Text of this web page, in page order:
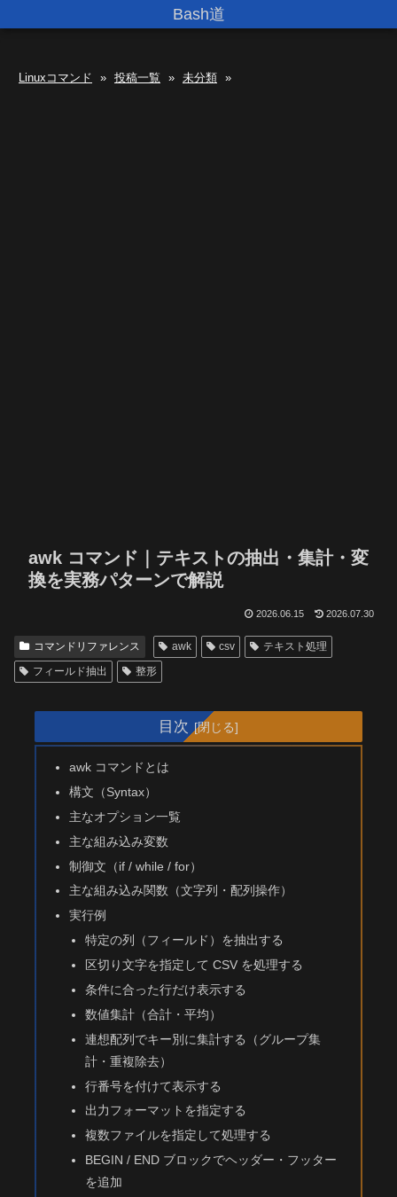
Bash道
Linuxコマンド » 投稿一覧 » 未分類 »
awk コマンド｜テキストの抽出・集計・変
換を実務パターンで解説
2026.06.15 2026.07.30
コマンドリファレンス awk csv
テキスト処理
フィールド抽出
整形
目次
awk コマンドとは
構文（Syntax）
主なオプション一覧
主な組み込み変数
制御文（if / while / for）
主な組み込み関数（文字列・配列操作）
実行例
特定の列（フィールド）を抽出する
区切り文字を指定して CSV を処理する
条件に合った行だけ表示する
数値集計（合計・平均）
連想配列でキー別に集計する（グループ集
計・重複除去）
行番号を付けて表示する
出力フォーマットを指定する
複数ファイルを指定して処理する
BEGIN / END ブロックでヘッダー・フッター
を追加